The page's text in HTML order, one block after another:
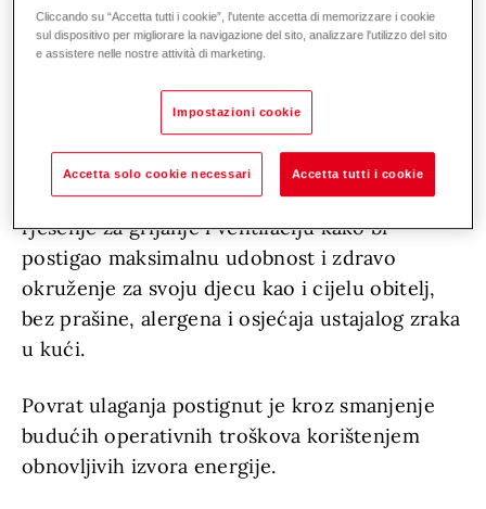
Lozen je malo naselje smješteno u blizini
Sofije, glavnog grada Bugarske. Poznat po
Lozen nudi prirodne ljepote, a okolina je
idealna za planinarenje i rekreaciju.
Investitor je odabrao upravo Hovalovo
rješenje za grijanje i ventilaciju kako bi
postigao maksimalnu udobnost i zdravo
okruženje za svoju djecu kao i cijelu obitelj,
bez prašine, alergena i osjećaja ustajalog zraka
u kući.
Povrat ulaganja postignut je kroz smanjenje
budućih operativnih troškova korištenjem
obnovljivih izvora energije.
Cliccando su “Accetta tutti i cookie”, l'utente accetta di memorizzare i cookie
sul dispositivo per migliorare la navigazione del sito, analizzare l'utilizzo del sito
e assistere nelle nostre attività di marketing.
Impostazioni cookie
Accetta solo cookie necessari Accetta tutti i cookie